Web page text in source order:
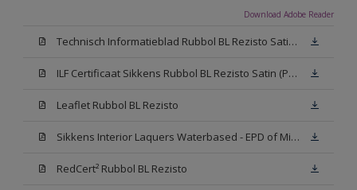
Download Adobe Reader
Technisch Informatieblad Rubbol BL Rezisto Satin (PDF)
ILF Certificaat Sikkens Rubbol BL Rezisto Satin (PDF)
Leaflet Rubbol BL Rezisto
Sikkens Interior Laquers Waterbased - EPD of Milieuproductverklaring
RedCert² Rubbol BL Rezisto